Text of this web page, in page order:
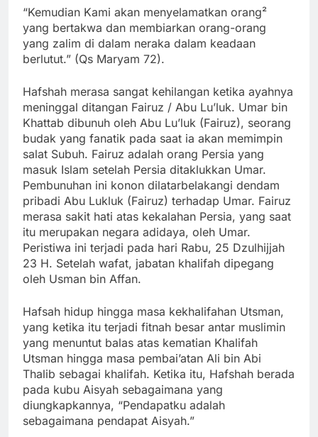
“Kemudian Kami akan menyelamatkan orang²
yang bertakwa dan membiarkan orang-orang
yang zalim di dalam neraka dalam keadaan
berlutut.” (Qs Maryam 72).
Hafshah merasa sangat kehilangan ketika ayahnya
meninggal ditangan Fairuz / Abu Lu’luk. Umar bin
Khattab dibunuh oleh Abu Lu’luk (Fairuz), seorang
budak yang fanatik pada saat ia akan memimpin
salat Subuh. Fairuz adalah orang Persia yang
masuk Islam setelah Persia ditaklukkan Umar.
Pembunuhan ini konon dilatarbelakangi dendam
pribadi Abu Lukluk (Fairuz) terhadap Umar. Fairuz
merasa sakit hati atas kekalahan Persia, yang saat
itu merupakan negara adidaya, oleh Umar.
Peristiwa ini terjadi pada hari Rabu, 25 Dzulhijjah
23 H. Setelah wafat, jabatan khalifah dipegang
oleh Usman bin Affan.
Hafsah hidup hingga masa kekhalifahan Utsman,
yang ketika itu terjadi fitnah besar antar muslimin
yang menuntut balas atas kematian Khalifah
Utsman hingga masa pembai’atan Ali bin Abi
Thalib sebagai khalifah. Ketika itu, Hafshah berada
pada kubu Aisyah sebagaimana yang
diungkapkannya, “Pendapatku adalah
sebagaimana pendapat Aisyah.”